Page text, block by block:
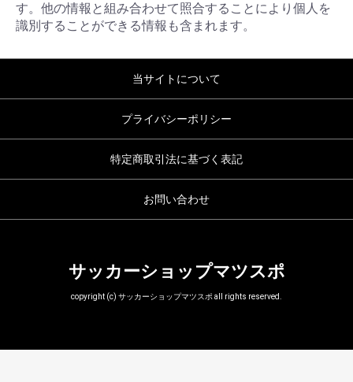
す。他の情報と組み合わせて照合することにより個人を
識別することができる情報も含まれます。
当サイトについて
プライバシーポリシー
特定商取引法に基づく表記
お問い合わせ
サッカーショップマツスポ
copyright (c) サッカーショップマツスポ all rights reserved.